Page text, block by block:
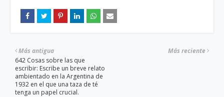
Más reciente
Más antigua
642 Cosas sobre las que
escribir: Escribe un breve relato
ambientado en la Argentina de
1932 en el que una taza de té
tenga un papel crucial.